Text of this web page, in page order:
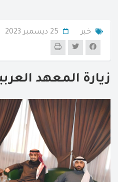
خبر
زيارة المعهد